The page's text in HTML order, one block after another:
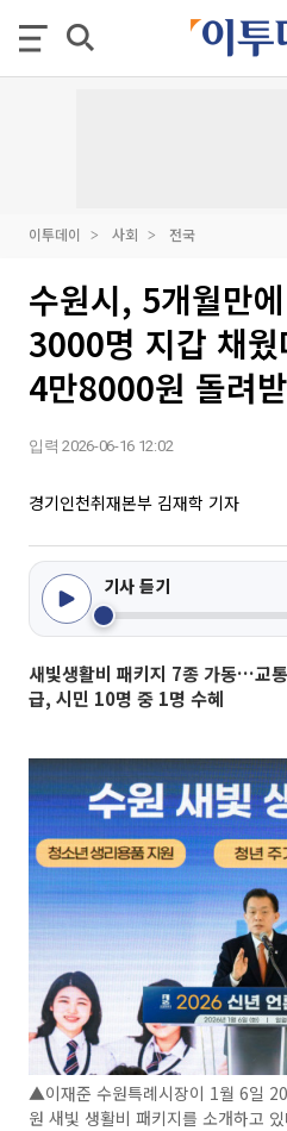
이투데이 사회 전국
수원시, 5개월만
3000명 지갑 채
4만8000원 돌려
입력 2026-06-16 12:02
경기인천취재본부 김재학 기자
기사 듣기
새빛생활비 패키지 7종 가동…교
급, 시민 10명 중 1명 수혜
▲이재준 수원특례시장이 1월 6일
원 새빛 생활비 패키지를 소개하고